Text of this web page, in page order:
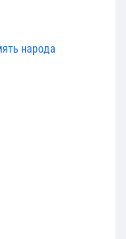
народа